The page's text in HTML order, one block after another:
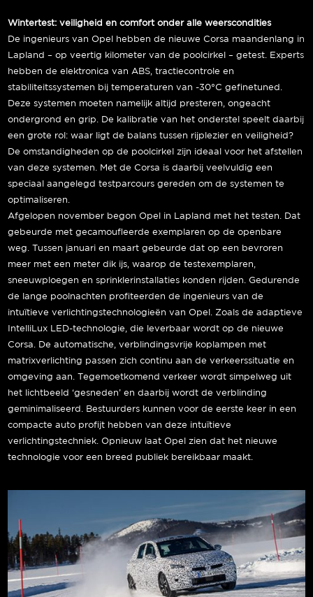
Wintertest: veiligheid en comfort onder alle weerscondities
De ingenieurs van Opel hebben de nieuwe Corsa maandenlang in
Lapland – op veertig kilometer van de poolcirkel – getest. Experts
hebben de elektronica van ABS, tractiecontrole en
stabiliteitssystemen bij temperaturen van -30°C gefinetuned.
Deze systemen moeten namelijk altijd presteren, ongeacht
ondergrond en grip. De kalibratie van het onderstel speelt daarbij
een grote rol: waar ligt de balans tussen rijplezier en veiligheid?
De omstandigheden op de poolcirkel zijn ideaal voor het afstellen
van deze systemen. Met de Corsa is daarbij veelvuldig een
speciaal aangelegd testparcours gereden om de systemen te
optimaliseren.
Afgelopen november begon Opel in Lapland met het testen. Dat
gebeurde met gecamoufleerde exemplaren op de openbare
weg. Tussen januari en maart gebeurde dat op een bevroren
meer met een meter dik ijs, waarop de testexemplaren,
sneeuwploegen en sprinklerinstallaties konden rijden. Gedurende
de lange poolnachten profiteerden de ingenieurs van de
intuïtieve verlichtingstechnologieën van Opel. Zoals de adaptieve
IntelliLux LED-technologie, die leverbaar wordt op de nieuwe
Corsa. De automatische, verblindingsvrije koplampen met
matrixverlichting passen zich continu aan de verkeerssituatie en
omgeving aan. Tegemoetkomend verkeer wordt simpelweg uit
het lichtbeeld ‘gesneden’ en daarbij wordt de verblinding
geminimaliseerd. Bestuurders kunnen voor de eerste keer in een
compacte auto profijt hebben van deze intuïtieve
verlichtingstechniek. Opnieuw laat Opel zien dat het nieuwe
technologie voor een breed publiek bereikbaar maakt.